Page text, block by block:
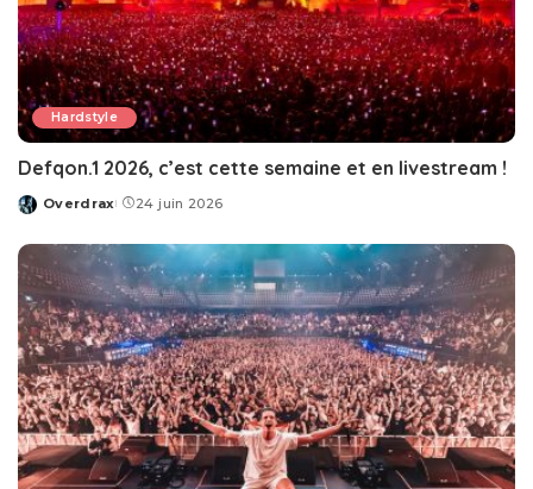
Hardstyle
Defqon.1 2026, c’est cette semaine et en livestream !
Posted
Overdrax 24 juin 2026